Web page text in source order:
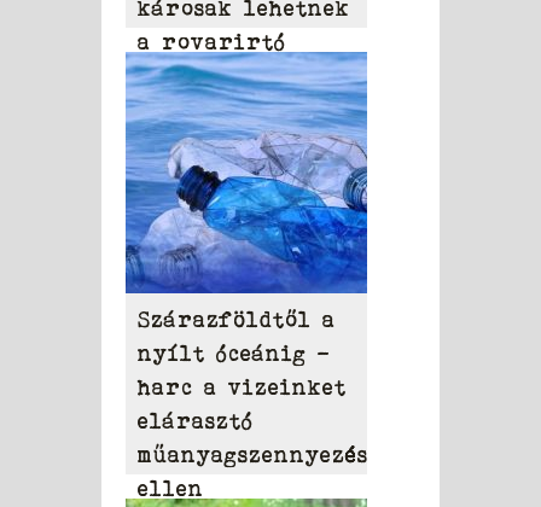
károsak lehetnek
a rovarirtó
szerek
Szárazföldtől a
nyílt óceánig –
harc a vizeinket
elárasztó
műanyagszennyezés
ellen